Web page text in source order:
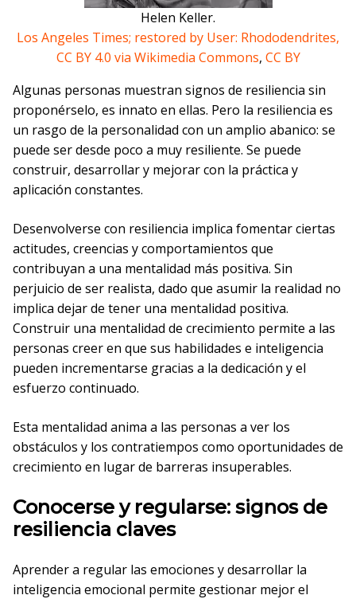
Helen Keller.
Los Angeles Times; restored by User: Rhododendrites,
CC BY 4.0 via Wikimedia Commons, CC BY
Algunas personas muestran signos de resiliencia sin
proponérselo, es innato en ellas. Pero la resiliencia es
un rasgo de la personalidad con un amplio abanico: se
puede ser desde poco a muy resiliente. Se puede
construir, desarrollar y mejorar con la práctica y
aplicación constantes.
Desenvolverse con resiliencia implica fomentar ciertas
actitudes, creencias y comportamientos que
contribuyan a una mentalidad más positiva. Sin
perjuicio de ser realista, dado que asumir la realidad no
implica dejar de tener una mentalidad positiva.
Construir una mentalidad de crecimiento permite a las
personas creer en que sus habilidades e inteligencia
pueden incrementarse gracias a la dedicación y el
esfuerzo continuado.
Esta mentalidad anima a las personas a ver los
obstáculos y los contratiempos como oportunidades de
crecimiento en lugar de barreras insuperables.
Conocerse y regularse: signos de
resiliencia claves
Aprender a regular las emociones y desarrollar la
inteligencia emocional permite gestionar mejor el